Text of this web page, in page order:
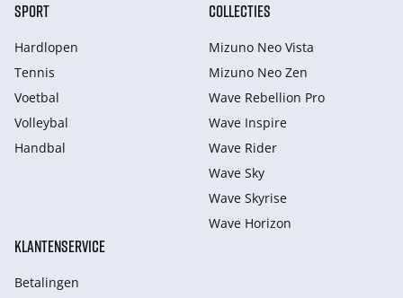
SPORT
Hardlopen
Tennis
Voetbal
Volleybal
Handbal
COLLECTIES
Mizuno Neo Vista
Mizuno Neo Zen
Wave Rebellion Pro
Wave Inspire
Wave Rider
Wave Sky
Wave Skyrise
Wave Horizon
KLANTENSERVICE
Betalingen